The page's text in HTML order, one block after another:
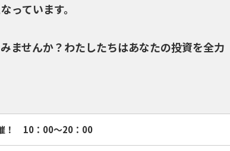
っています。
ませんか？わたしたちはあなたの投資を全力
！ 10：00～20：00